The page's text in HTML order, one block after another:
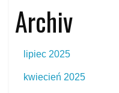
Archiv
lipiec 2025
kwiecień 2025